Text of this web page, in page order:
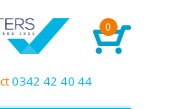
0
0342 42 40 44